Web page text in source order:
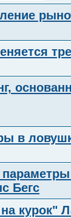
в
Бегс
курок"